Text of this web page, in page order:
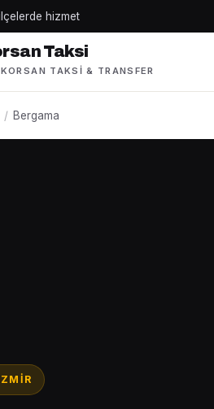
hizmet
Taksi
TAKSI & TRANSFER
/ Bergama